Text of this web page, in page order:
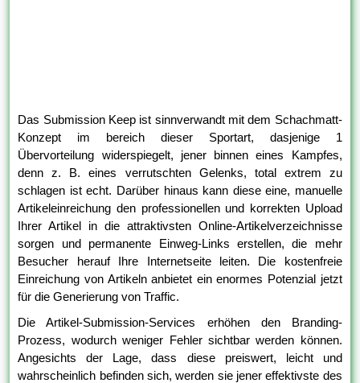
Das Submission Keep ist sinnverwandt mit dem Schachmatt-
Konzept im bereich dieser Sportart, dasjenige 1
Übervorteilung widerspiegelt, jener binnen eines Kampfes,
denn z. B. eines verrutschten Gelenks, total extrem zu
schlagen ist echt. Darüber hinaus kann diese eine, manuelle
Artikeleinreichung den professionellen und korrekten Upload
Ihrer Artikel in die attraktivsten Online-Artikelverzeichnisse
sorgen und permanente Einweg-Links erstellen, die mehr
Besucher herauf Ihre Internetseite leiten. Die kostenfreie
Einreichung von Artikeln anbietet ein enormes Potenzial jetzt
für die Generierung von Traffic.
Die Artikel-Submission-Services erhöhen den Branding-
Prozess, wodurch weniger Fehler sichtbar werden können.
Angesichts der Lage, dass diese preiswert, leicht und
wahrscheinlich befinden sich, werden sie jener effektivste des